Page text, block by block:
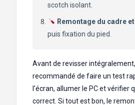
scotch isolant.
Remontage du cadre
puis fixation du pied.
Avant de revisser
recommandé de faire un test
l’écran, allumer le PC et vérifier
correct. Si tout est bon, le